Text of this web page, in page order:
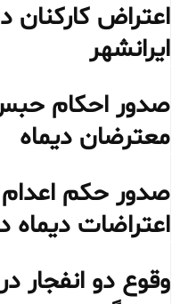
اعتراض کارکنان
ایرانشهر
معترضان دیماه
صدور حکم
اعتراضات دیماه
وقوع دو